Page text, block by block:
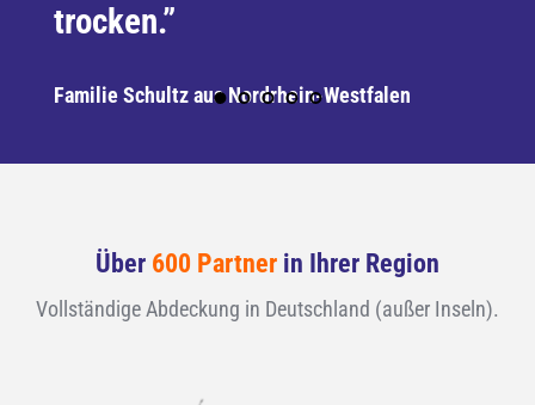
trocken.”
Familie Schultz aus Nordrhein-Westfalen
Über 600 Partner in Ihrer Region
Vollständige Abdeckung in Deutschland (außer Inseln).